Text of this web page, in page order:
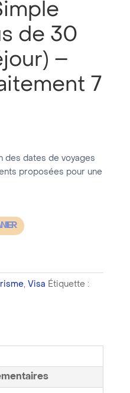
de 30
–
7
des dates de voyages
proposées pour une
, Visa Étiquette :